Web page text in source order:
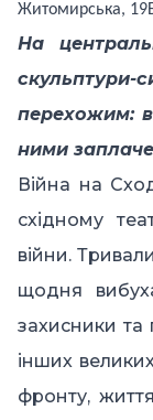
Житомирська,
На
перехожим:
ними
Війна на
східному
війни.
щодня
захисники та
інших
фронту,